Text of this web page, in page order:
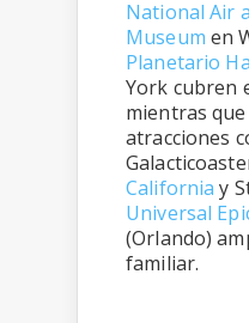
National Air
Museum en
Planetario
York cubren
mientras
atracciones
California y
Universal
(Orlando)
familiar.